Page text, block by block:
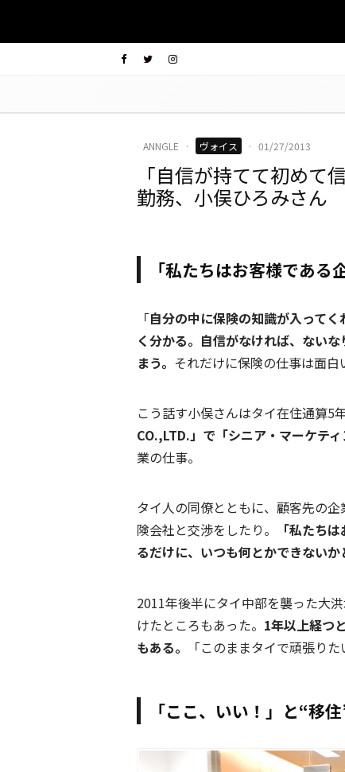
ANNGLE · ヴォイス · 01/27/2013
「自信が持てて初めて
勤務、小俣ひろみさん
「私たちはお客様である
「自分の中に保険の知識が入って
く分かる。自信がなければ、ない
まう。 それだけに保険の仕事は面白
こう話す小俣さんはタイ在住通算5年
CO.,LTD.」で「シニア・マーケテ
業の仕事。
タイ人の同僚とともに、顧客先の
険会社と交渉をしたり。
「私たち
るだけに、いつも何とかできないか
2011年後半にタイ中部を襲った大
けたところもあった。 1年以上経つ
もある。
「このままタイで頑張り
「ここ、いい！」と“移